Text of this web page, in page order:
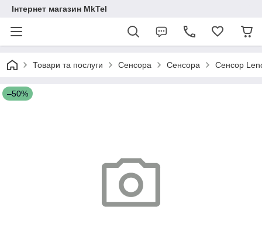
Інтернет магазин MkTel
Товари та послуги Сенсора Сенсора Сенсор
–50%